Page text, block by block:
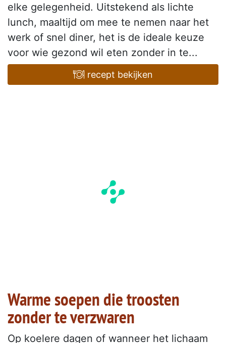
elke gelegenheid. Uitstekend als lichte
lunch, maaltijd om mee te nemen naar het
werk of snel diner, het is de ideale keuze
voor wie gezond wil eten zonder in te...
recept bekijken
Warme soepen die troosten
zonder te verzwaren
Op koelere dagen of wanneer het lichaam